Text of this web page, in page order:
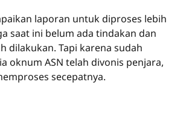
laporan untuk diproses lebih
saat ini belum ada tindakan dan
dilakukan. Tapi karena sudah
oknum ASN telah divonis penjara,
secepatnya.